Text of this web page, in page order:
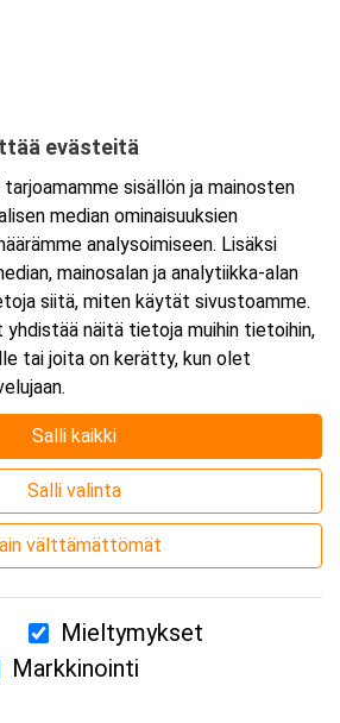
16:00
Oy / Valimotie 21 / 00380 Helsinki
evästeitä
sisällön ja mainosten
median ominaisuuksien
analysoimiseen. Lisäksi
mainosalan ja analytiikka-alan
siitä, miten käytät sivustoamme.
yhdistää näitä tietoja muihin tietoihin,
tai joita on kerätty, kun olet
Salli kaikki
Salli valinta
välttämättömät
Mieltymykset
Markkinointi